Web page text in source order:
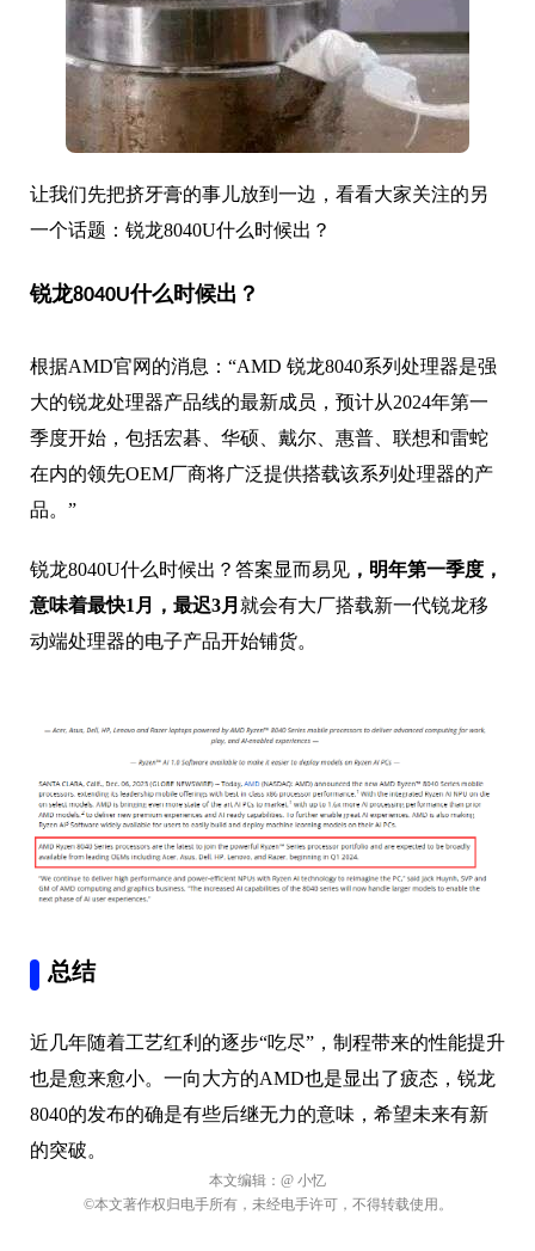
让我们先把挤牙膏的事儿放到一边，看看大家关注的另
一个话题：锐龙8040U什么时候出？
锐龙8040U什么时候出？
根据AMD官网的消息：“AMD 锐龙8040系列处理器是强
大的锐龙处理器产品线的最新成员，预计从2024年第一
季度开始，包括宏碁、华硕、戴尔、惠普、联想和雷蛇
在内的领先OEM厂商将广泛提供搭载该系列处理器的产
品。”
锐龙8040U什么时候出？答案显而易见 ，明年第一季度，
意味着最快1月，最迟3月 就会有大厂搭载新一代锐龙移
动端处理器的电子产品开始铺货。
总结
近几年随着工艺红利的逐步“吃尽”，制程带来的性能提升
也是愈来愈小。一向大方的AMD也是显出了疲态，锐龙
8040的发布的确是有些后继无力的意味，希望未来有新
的突破。
本文编辑： @ 小忆
©本文著作权归电手所有，未经电手许可，不得转载使用。